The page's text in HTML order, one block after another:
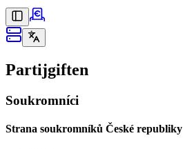
Partijgiften
Soukromníci
Strana soukromníků České republiky